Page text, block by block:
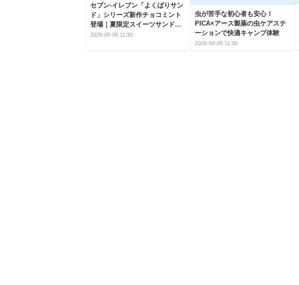
セブン‐イレブン「よくばりサン
ド」シリーズ新作チョコミント
登場｜夏限定スイーツサンドの
爽快な魅力
2026-08-06 11:30
虫が苦手な初心者も安心！
PICA×アース製薬の虫ケアステ
ーションで快適キャンプ体験
2026-08-05 11:30